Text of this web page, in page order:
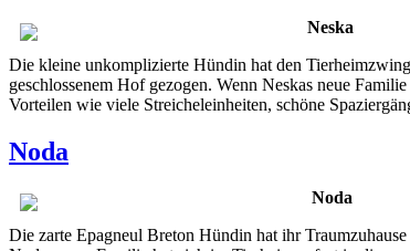
Neska
Die kleine unkomplizierte Hündin hat den
geschlossenem Hof gezogen. Wenn Neskas neue
Vorteilen wie viele Streicheleinheiten, schöne
Noda
Noda
Die zarte Epagneul Breton Hündin hat ihr